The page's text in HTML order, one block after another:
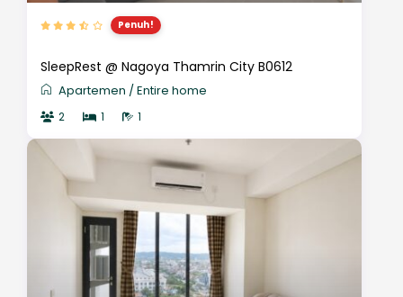
Penuh!
SleepRest @ Nagoya Thamrin City B0612
Apartemen /Entire home
2 1 1